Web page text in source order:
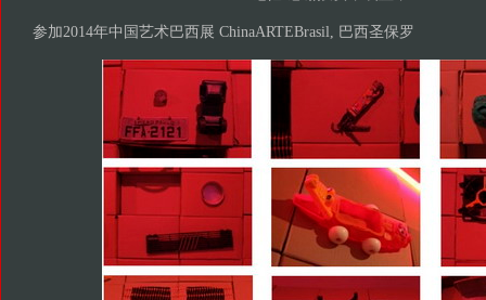
参加2014年中国艺术巴西展 ChinaARTEBrasil, 巴西圣保罗